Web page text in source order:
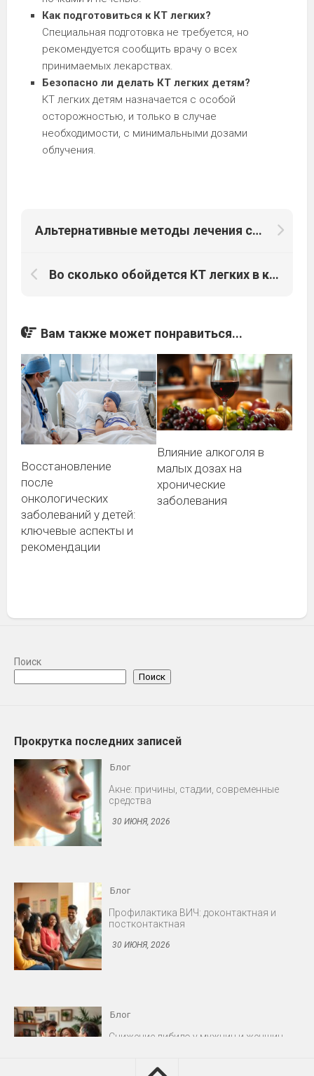
Как подготовиться к КТ легких?
Специальная подготовка не требуется, но
рекомендуется сообщить врачу о всех
принимаемых лекарствах.
Безопасно ли делать КТ легких детям?
КТ легких детям назначается с особой
осторожностью, и только в случае
необходимости, с минимальными дозами
облучения.
Альтернативные методы лечения синдрома Золлингера-Эллисона
Во сколько обойдется КТ легких в клиниках?
Вам также может понравиться...
Восстановление
после
онкологических
заболеваний у детей:
ключевые аспекты и
рекомендации
Влияние алкоголя в
малых дозах на
хронические
заболевания
Поиск
Поиск
Прокрутка последних записей
Профилактика ВИЧ: доконтактная и
постконтактная
30 ИЮНЯ, 2026
Снижение либидо у мужчин и женщин
30 ИЮНЯ, 2026